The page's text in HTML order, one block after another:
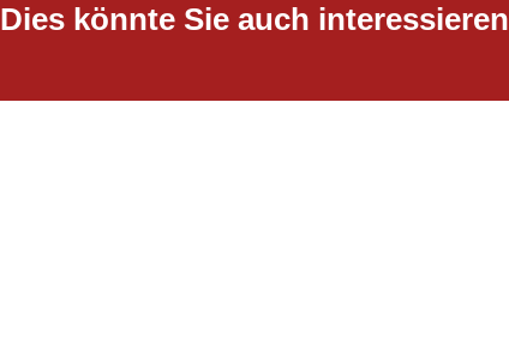
Dies könnte Sie auch interessieren